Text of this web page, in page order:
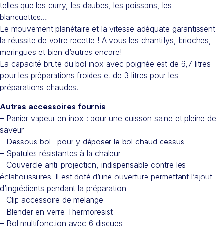
telles que les curry, les daubes, les poissons, les
blanquettes…
Le mouvement planétaire et la vitesse adéquate garantissent
la réussite de votre recette ! A vous les chantillys, brioches,
meringues et bien d’autres encore!
La capacité brute du bol inox avec poignée est de 6,7 litres
pour les préparations froides et de 3 litres pour les
préparations chaudes.
Autres accessoires fournis
– Panier vapeur en inox : pour une cuisson saine et pleine de
saveur
– Dessous bol : pour y déposer le bol chaud dessus
– Spatules résistantes à la chaleur
– Couvercle anti-projection, indispensable contre les
éclaboussures. Il est doté d’une ouverture permettant l’ajout
d’ingrédients pendant la préparation
– Clip accessoire de mélange
– Blender en verre Thermoresist
– Bol multifonction avec 6 disques